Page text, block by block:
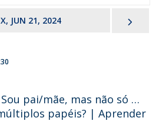
JUN 21, 2024
pai/mãe, mas não só …
papéis? | Aprender